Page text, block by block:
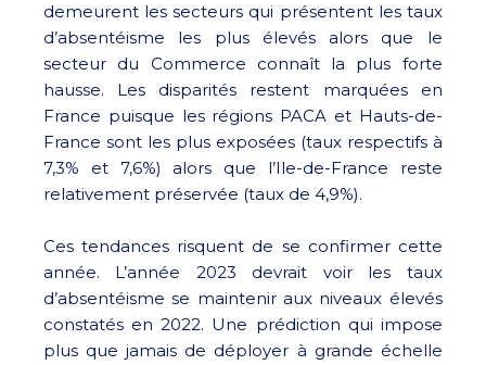
demeurent les secteurs qui présentent les taux
d’absentéisme les plus élevés alors que le
secteur du Commerce connaît la plus forte
hausse. Les disparités restent marquées en
France puisque les régions PACA et Hauts-de-
France sont les plus exposées (taux respectifs à
7,3% et 7,6%) alors que l’Ile-de-France reste
relativement préservée (taux de 4,9%).
Ces tendances risquent de se confirmer cette
année. L’année 2023 devrait voir les taux
d’absentéisme se maintenir aux niveaux élevés
constatés en 2022. Une prédiction qui impose
plus que jamais de déployer à grande échelle